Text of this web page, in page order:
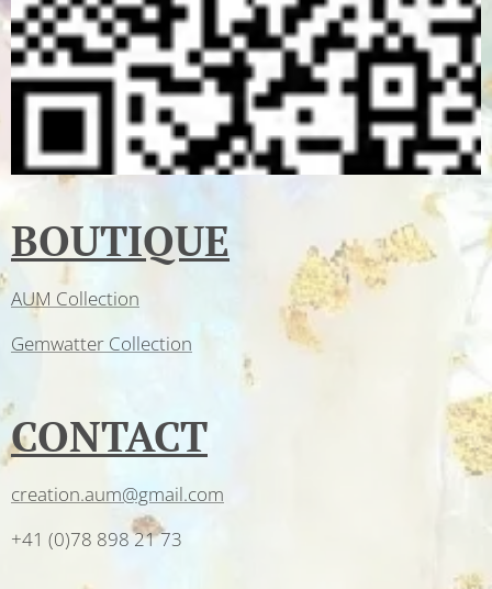
BOUTIQUE
AUM Collection
Gemwatter Collection
CONTACT
creation.aum@gmail.com
+41 (0)78 898 21 73